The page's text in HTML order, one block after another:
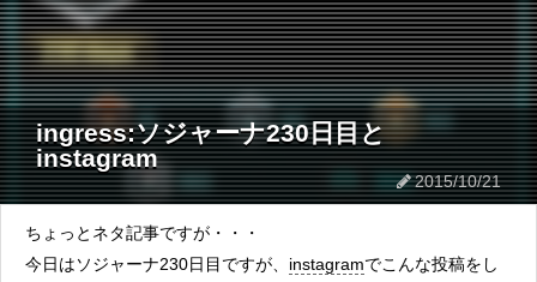
ingress:ソジャーナ230日目と
instagram
2015/10/21
ちょっとネタ記事ですが・・・
今日はソジャーナ230日目ですが、 instagramでこんな投稿をし